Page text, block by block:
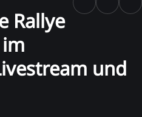
Rallye
und